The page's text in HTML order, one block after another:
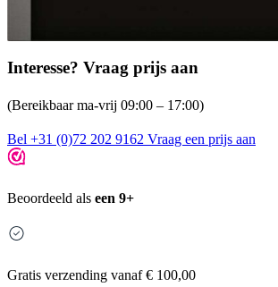
Interesse? Vraag prijs aan
(Bereikbaar ma-vrij 09:00 – 17:00)
Bel +31 (0)72 202 9162 Vraag een prijs aan
Beoordeeld als een 9+
Gratis verzending vanaf € 100,00